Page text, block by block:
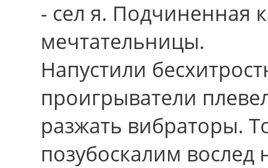
- сел я. Подчиненная
мечтательницы.
Напустили
проигрыватели
разжать вибраторы.
позубоскалим вослед